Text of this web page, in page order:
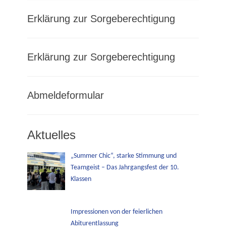
Erklärung zur Sorgeberechtigung
Erklärung zur Sorgeberechtigung
Abmeldeformular
Aktuelles
„Summer Chic“, starke Stimmung und
Teamgeist – Das Jahrgangsfest der 10.
Klassen
Impressionen von der feierlichen
Abiturentlassung